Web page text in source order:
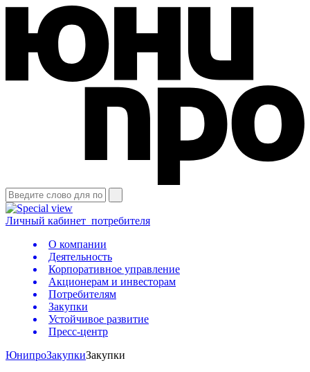
Личный кабинет потребителя
О компании
Деятельность
Корпоративное управление
Акционерам и инвесторам
Потребителям
Закупки
Устойчивое развитие
Пресс-центр
ЮнипроЗакупкиЗакупки